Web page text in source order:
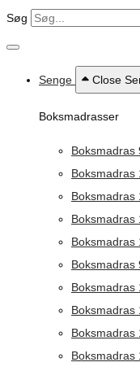
Søg
Senge Close
Boksmadrasser
Boksmadras
Boksmadras
Boksmadras
Boksmadras
Boksmadras
Boksmadras
Boksmadras
Boksmadras
Boksmadras
Boksmadras